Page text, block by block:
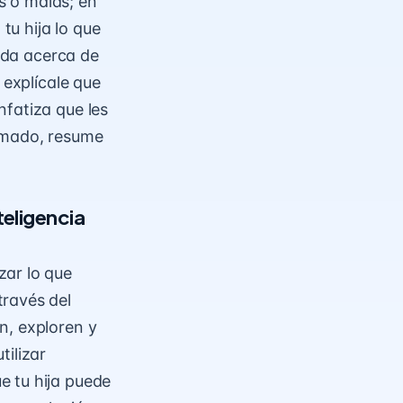
hija lo que
acerca de
que
que les
resume
lo que
del
exploren y
tu hija puede